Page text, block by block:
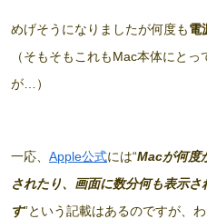
めげそうになりましたが何度も電
（そもそもこれもMac本体にと
が…）
一応、 Apple公式には“Macが何度
されたり、画面に数分何も表示
す”という記載はあるのですが、